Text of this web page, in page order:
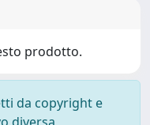
prodotto.
da copyright e